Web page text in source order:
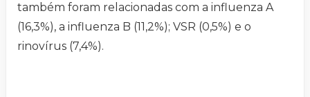
também foram relacionadas com a influenza A
(16,3%), a influenza B (11,2%); VSR (0,5%) e o
rinovírus (7,4%).